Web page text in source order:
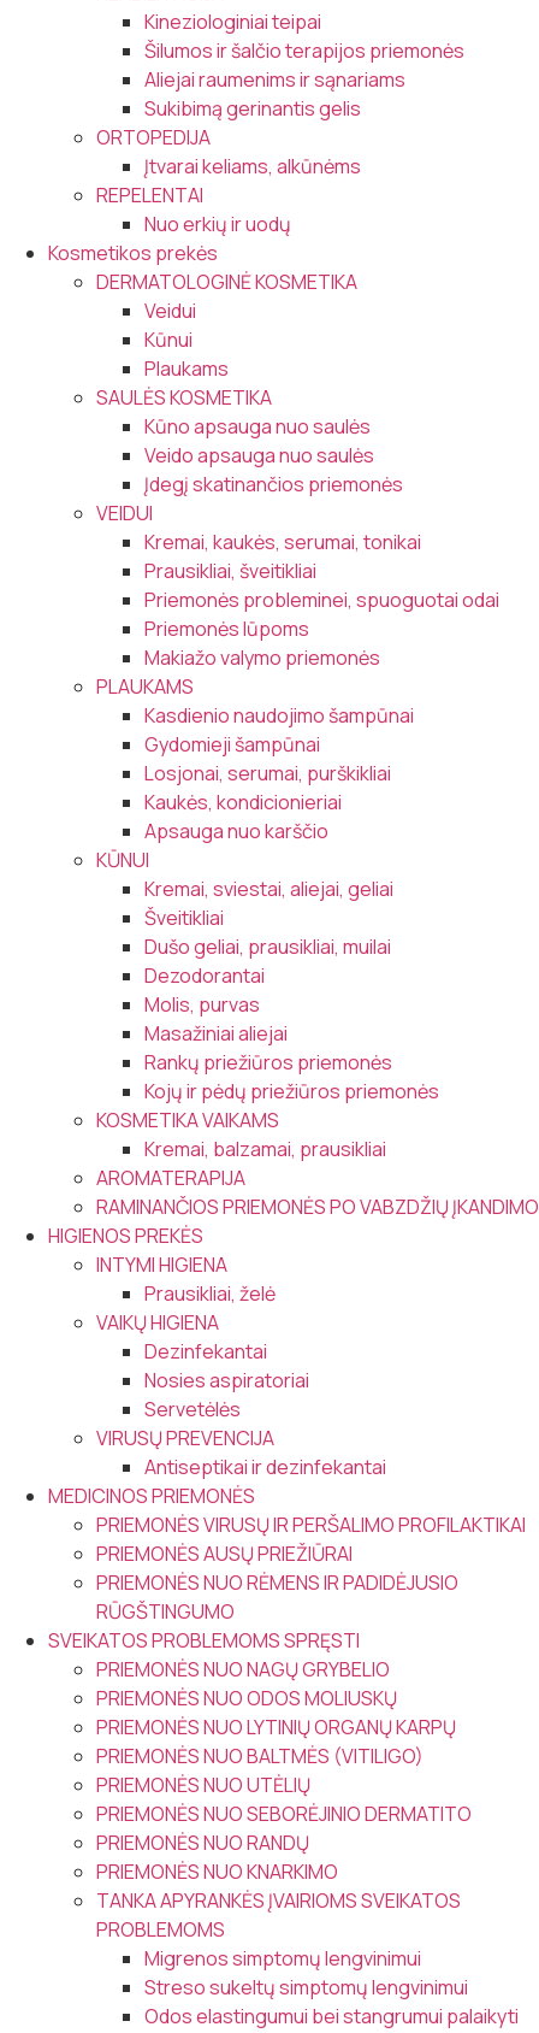
Kineziologiniai teipai
Šilumos ir šalčio terapijos priemonės
Aliejai raumenims ir sąnariams
Sukibimą gerinantis gelis
ORTOPEDIJA
Įtvarai keliams, alkūnėms
REPELENTAI
Nuo erkių ir uodų
Kosmetikos prekės
DERMATOLOGINĖ KOSMETIKA
Veidui
Kūnui
Plaukams
SAULĖS KOSMETIKA
Kūno apsauga nuo saulės
Veido apsauga nuo saulės
Įdegį skatinančios priemonės
VEIDUI
Kremai, kaukės, serumai, tonikai
Prausikliai, šveitikliai
Priemonės probleminei, spuoguotai odai
Priemonės lūpoms
Makiažo valymo priemonės
PLAUKAMS
Kasdienio naudojimo šampūnai
Gydomieji šampūnai
Losjonai, serumai, purškikliai
Kaukės, kondicionieriai
Apsauga nuo karščio
KŪNUI
Kremai, sviestai, aliejai, geliai
Šveitikliai
Dušo geliai, prausikliai, muilai
Dezodorantai
Molis, purvas
Masažiniai aliejai
Rankų priežiūros priemonės
Kojų ir pėdų priežiūros priemonės
KOSMETIKA VAIKAMS
Kremai, balzamai, prausikliai
AROMATERAPIJA
RAMINANČIOS PRIEMONĖS PO VABZDŽIŲ ĮKANDIMO
HIGIENOS PREKĖS
INTYMI HIGIENA
Prausikliai, želė
VAIKŲ HIGIENA
Dezinfekantai
Nosies aspiratoriai
Servetėlės
VIRUSŲ PREVENCIJA
Antiseptikai ir dezinfekantai
MEDICINOS PRIEMONĖS
PRIEMONĖS VIRUSŲ IR PERŠALIMO PROFILAKTIKAI
PRIEMONĖS AUSŲ PRIEŽIŪRAI
PRIEMONĖS NUO RĖMENS IR PADIDĖJUSIO
RŪGŠTINGUMO
SVEIKATOS PROBLEMOMS SPRĘSTI
PRIEMONĖS NUO NAGŲ GRYBELIO
PRIEMONĖS NUO ODOS MOLIUSKŲ
PRIEMONĖS NUO LYTINIŲ ORGANŲ KARPŲ
PRIEMONĖS NUO BALTMĖS (VITILIGO)
PRIEMONĖS NUO UTĖLIŲ
PRIEMONĖS NUO SEBORĖJINIO DERMATITO
PRIEMONĖS NUO RANDŲ
PRIEMONĖS NUO KNARKIMO
TANKA APYRANKĖS ĮVAIRIOMS SVEIKATOS
PROBLEMOMS
Migrenos simptomų lengvinimui
Streso sukeltų simptomų lengvinimui
Odos elastingumui bei stangrumui palaikyti